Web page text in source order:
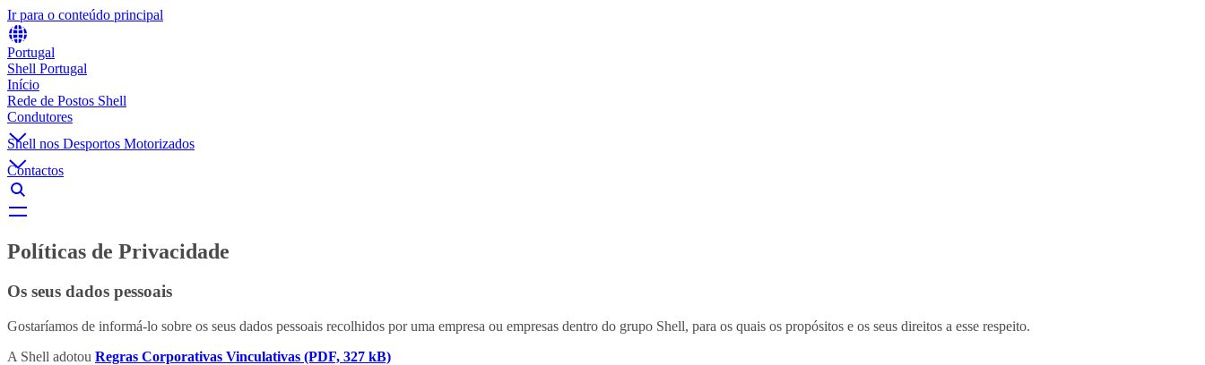
Ir para o conteúdo principal
Portugal
Shell Portugal
Início
Rede de Postos Shell
Condutores
Shell nos Desportos Motorizados
Contactos
Políticas de Privacidade
Os seus dados pessoais
Gostaríamos de informá-lo sobre os seus dados pessoais recolhidos por uma empresa ou empresas dentro do grupo Shell, para os quais os propósitos e os seus direitos a esse respeito.
A Shell adotou Regras Corporativas Vinculativas (PDF, 327 kB)